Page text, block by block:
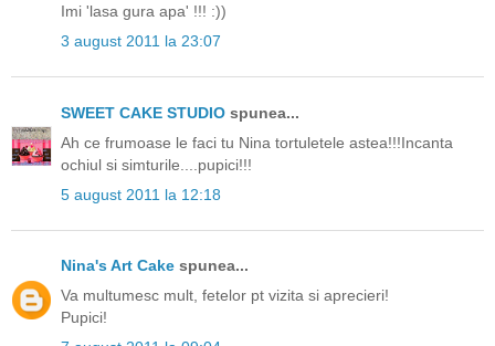
Imi 'lasa gura apa' !!! :))
3 august 2011 la 23:07
SWEET CAKE STUDIO spunea...
Ah ce frumoase le faci tu Nina tortuletele astea!!!Incanta
ochiul si simturile....pupici!!!
5 august 2011 la 12:18
Nina's Art Cake spunea...
Va multumesc mult, fetelor pt vizita si aprecieri!
Pupici!